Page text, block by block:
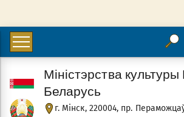
г. Мінск, 220004, пр.
Міністэрства культуры
Беларусь